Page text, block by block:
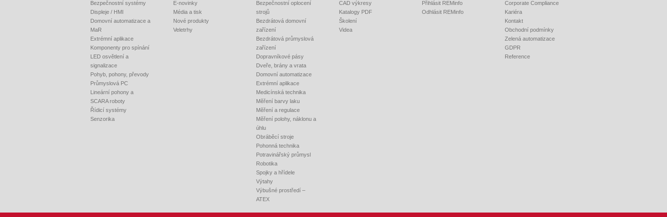
Bezpečnostní systémy
Displeje / HMI
Domovní automatizace a
MaR
Extrémní aplikace
Komponenty pro spínání
LED osvětlení a
signalizace
Pohyb, pohony, převody
Průmyslová PC
Lineární pohony a
SCARA roboty
Řídicí systémy
Senzorika
E-novinky
Média a tisk
Nové produkty
Veletrhy
Bezpečnostní oplocení
strojů
Bezdrátová domovní
zařízení
Bezdrátová průmyslová
zařízení
Dopravníkové pásy
Dveře, brány a vrata
Domovní automatizace
Extrémní aplikace
Medicínská technika
Měření barvy laku
Měření a regulace
Měření polohy, náklonu a
úhlu
Obráběcí stroje
Pohonná technika
Potravinářský průmysl
Robotika
Spojky a hřídele
Výtahy
Výbušné prostředí –
ATEX
CAD výkresy
Katalogy PDF
Školení
Videa
Přihlásit REMinfo
Odhlásit REMinfo
Corporate Compliance
Kariéra
Kontakt
Obchodní podmínky
Zelená automatizace
GDPR
Reference